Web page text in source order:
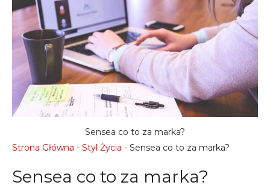
Strona Główna - Styl Życia - Sensea co to za marka?
Sensea co to za marka?
Sensea co to za marka?